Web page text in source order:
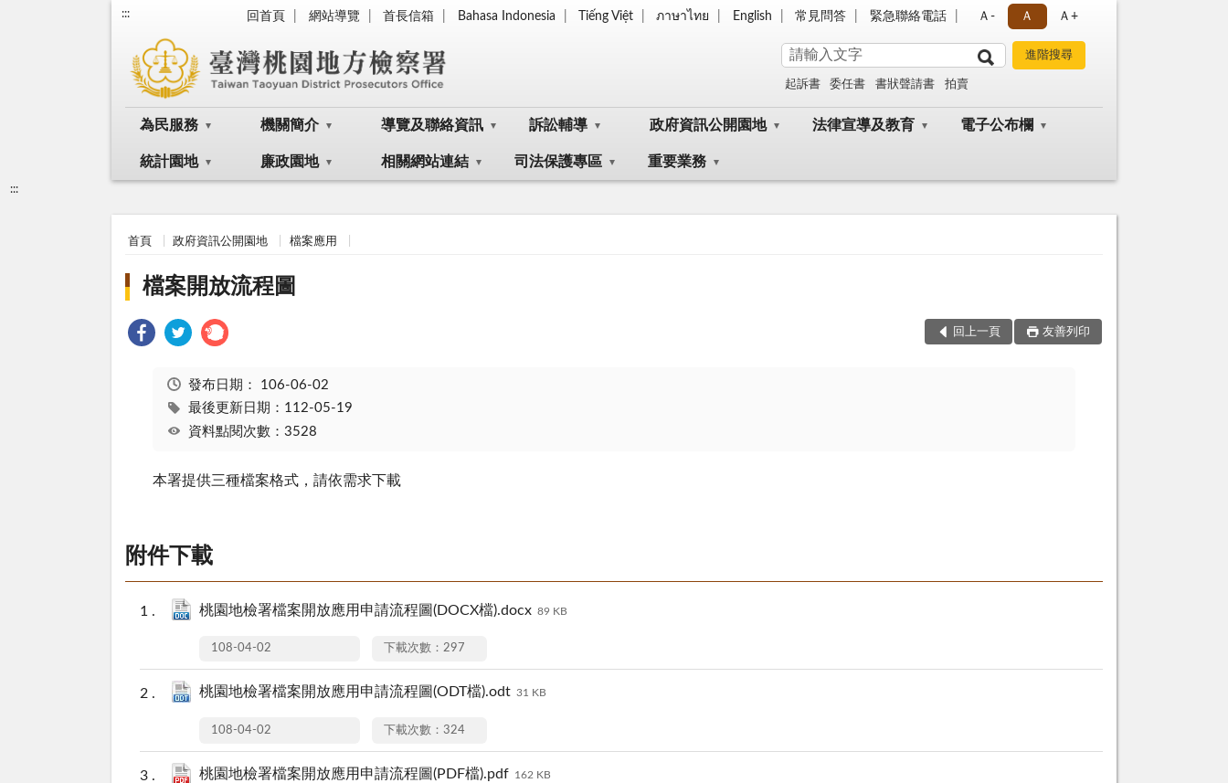
::: 回首頁 網站導覽 首長信箱 Bahasa Indonesia Tiếng Việt ภาษาไทย English 常見問答 緊急聯絡電話 Ａ- Ａ Ａ+
起訴書 委任書 書狀聲請書 拍賣
為民服務 機關簡介 導覽及聯絡資訊 訴訟輔導 政府資訊公開園地 法律宣導及教育 電子公布欄
統計園地 廉政園地 相關網站連結 司法保護專區 重要業務
:::
首頁 政府資訊公開園地 檔案應用
檔案開放流程圖
回上一頁 友善列印
發布日期： 106-06-02
最後更新日期：112-05-19
資料點閱次數：3528
本署提供三種檔案格式，請依需求下載
附件下載
桃園地檢署檔案開放應用申請流程圖(DOCX檔).docx 89 KB
108-04-02 下載次數：297
桃園地檢署檔案開放應用申請流程圖(ODT檔).odt 31 KB
108-04-02 下載次數：324
桃園地檢署檔案開放應用申請流程圖(PDF檔).pdf 162 KB